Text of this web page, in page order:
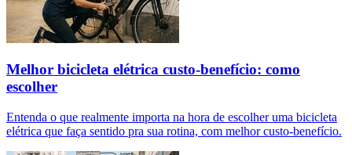
Melhor bicicleta elétrica custo-benefício: como
escolher
Entenda o que realmente importa na hora de escolher uma bicicleta
elétrica que faça sentido pra sua rotina, com melhor custo-benefício.